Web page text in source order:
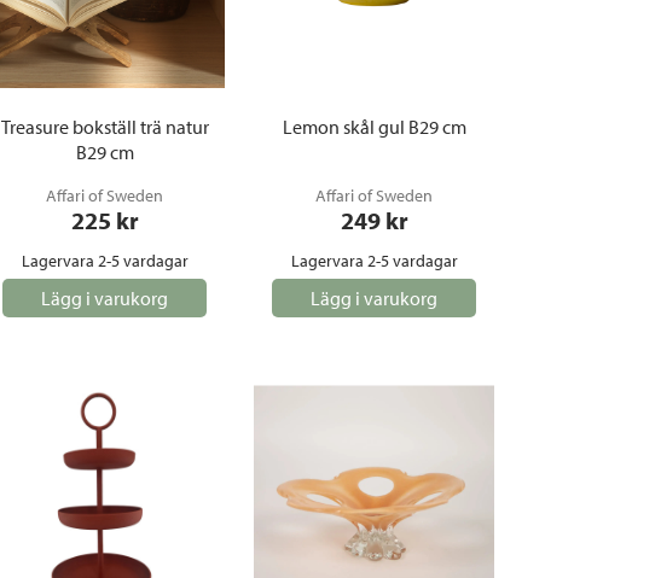
Treasure bokställ trä natur
B29 cm
Affari of Sweden
225 kr
Lagervara 2-5 vardagar
Lägg i varukorg
Lemon skål gul B29 cm
Affari of Sweden
249 kr
Lagervara 2-5 vardagar
Lägg i varukorg